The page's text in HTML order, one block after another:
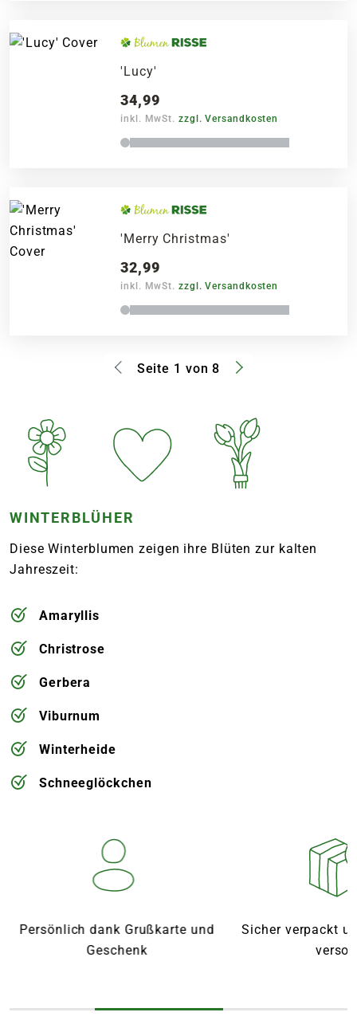
'Lucy'
34,99
inkl. MwSt. zzgl. Versandkosten
'Merry Christmas'
32,99
inkl. MwSt. zzgl. Versandkosten
Seite 1 von 8
WINTERBLÜHER
Diese Winterblumen zeigen ihre Blüten zur kalten
Jahreszeit:
Amaryllis
Christrose
Gerbera
Viburnum
Winterheide
Schneeglöckchen
Persönlich dank Grußkarte und
Geschenk
Sicher verpackt